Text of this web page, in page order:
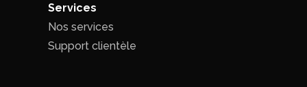
Services
Nos services
Support clientèle